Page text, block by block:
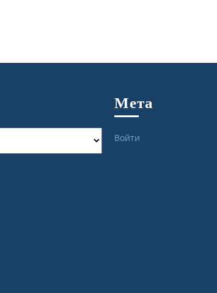
Мета
Войти